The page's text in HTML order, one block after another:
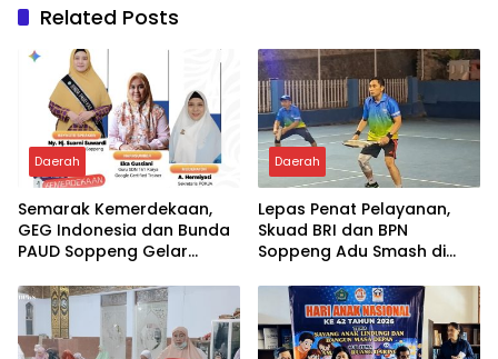
Related Posts
Daerah
Semarak Kemerdekaan,
GEG Indonesia dan Bunda
PAUD Soppeng Gelar
Daerah
Lepas Penat Pelayanan,
Skuad BRI dan BPN
Soppeng Adu Smash di